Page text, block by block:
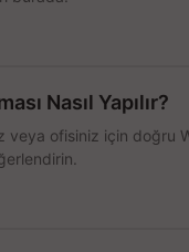
Nasıl Yapılır?
veya ofisiniz için doğru